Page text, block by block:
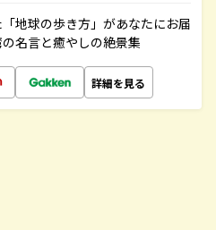
地球の歩き方」があなたにお届
名言と癒やしの絶景集
詳細を見る